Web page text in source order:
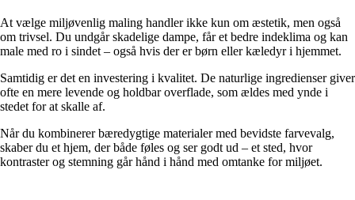
At vælge miljøvenlig maling handler ikke kun om æstetik, men også
om trivsel. Du undgår skadelige dampe, får et bedre indeklima og kan
male med ro i sindet – også hvis der er børn eller kæledyr i hjemmet.
Samtidig er det en investering i kvalitet. De naturlige ingredienser giver
ofte en mere levende og holdbar overflade, som ældes med ynde i
stedet for at skalle af.
Når du kombinerer bæredygtige materialer med bevidste farvevalg,
skaber du et hjem, der både føles og ser godt ud – et sted, hvor
kontraster og stemning går hånd i hånd med omtanke for miljøet.